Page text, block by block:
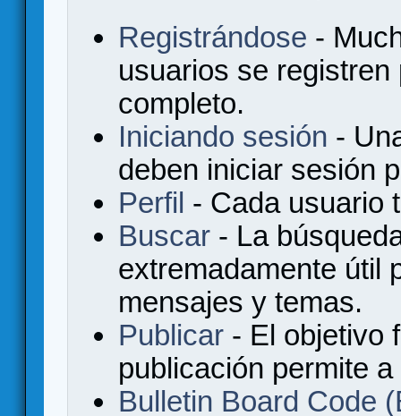
Registrándose -
usuarios se
completo.
Iniciando sesión -
deben iniciar sesión
Perfil - Cada usuario
Buscar - La
extremadamente útil
mensajes y temas.
Publicar - El objetivo
publicación permite
Bulletin Board Code